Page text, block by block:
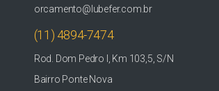
orcamento@lubefer.com.br
(11) 4894-7474
Rod. Dom Pedro I, Km 103,5, S/N
Bairro Ponte Nova